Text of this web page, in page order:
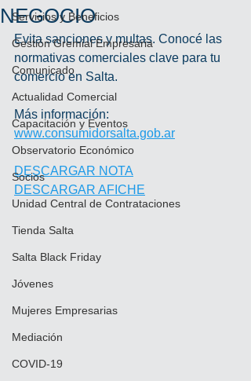
Servicios y Beneficios
Gestión Gremial Empresaria
Comunicado
Actualidad Comercial
Capacitación y Eventos
Observatorio Económico
Socios
Unidad Central de Contrataciones
Tienda Salta
Salta Black Friday
Jóvenes
Mujeres Empresarias
Mediación
COVID-19
NEGOCIO
Evita sanciones y multas. Conocé las
normativas comerciales clave para tu
comercio en Salta.
Más información:
www.consumidorsalta.gob.ar
DESCARGAR NOTA
DESCARGAR AFICHE